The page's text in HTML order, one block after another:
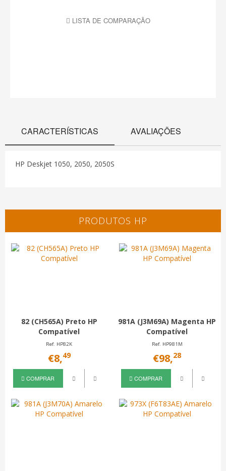
LISTA DE COMPARAÇÃO
CARACTERÍSTICAS AVALIAÇÕES
HP Deskjet 1050, 2050, 2050S
PRODUTOS HP
82 (CH565A) Preto HP
Compatível
Ref. HP82K
€8,49
COMPRAR
981A (J3M69A) Magenta HP
Compatível
Ref. HP981M
€98,28
COMPRAR